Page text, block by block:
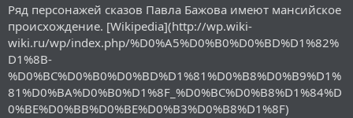
Ряд персонажей сказов Павла Бажова имеют мансийское
происхождение. [Wikipedia](http://wp.wiki-
wiki.ru/wp/index.php/%D0%A5%D0%B0%D0%BD%D1%82%
D1%8B-
%D0%BC%D0%B0%D0%BD%D1%81%D0%B8%D0%B9%D1%
81%D0%BA%D0%B0%D1%8F_%D0%BC%D0%B8%D1%84%D
0%BE%D0%BB%D0%BE%D0%B3%D0%B8%D1%8F)